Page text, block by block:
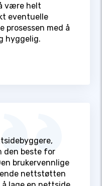
være helt
eventuelle
prosessen med å
hyggelig.
den beste for
brukervennlige
nettstøtten